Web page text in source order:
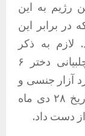
رژیم به این
در برابر این
لازم به ذکر
است، در یک رویداد هولناک، نیان چلبیانی دختر ۶
آزار جنسی و
خشونت خانگی قرار گرفته بود، در تاریخ ۲۸ دی ماه